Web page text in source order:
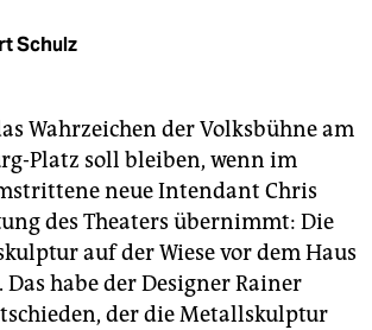
Schulz
Wahrzeichen der Volksbühne am
Platz soll bleiben, wenn im
neue Intendant Chris
des Theaters übernimmt: Die
auf der Wiese vor dem Haus
habe der Designer Rainer
der die Metall­skulptur